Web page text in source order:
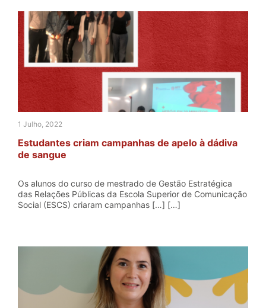
1 Julho, 2022
Estudantes criam campanhas de apelo à dádiva
de sangue
Os alunos do curso de mestrado de Gestão Estratégica
das Relações Públicas da Escola Superior de Comunicação
Social (ESCS) criaram campanhas […] […]